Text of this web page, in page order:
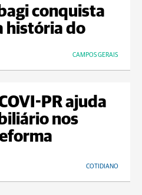
conquista
história do
CAMPOS GERAIS
PR ajuda
nos
COTIDIANO